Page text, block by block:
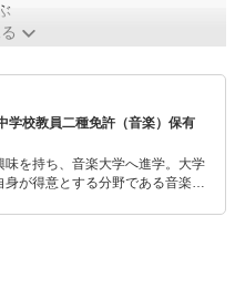
学校教員二種免許（音楽）保有
を持ち、音楽大学へ進学。大学
が得意とする分野である音楽教